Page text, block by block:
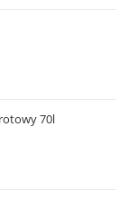
70l